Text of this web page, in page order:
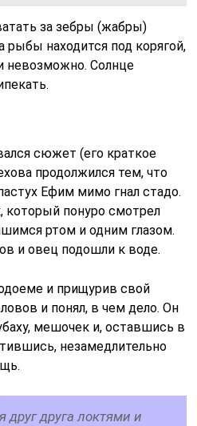
за зебры (жабры)
рыбы находится под корягой,
невозможно. Солнце
сюжет (его краткое
продолжился тем, что
Ефим мимо гнал стадо.
который понуро смотрел
ртом и одним глазом.
и овец подошли к воде.
и прищурив свой
и понял, в чем дело. Он
мешочек и, оставшись в
незамедлительно
друг друга локтями и